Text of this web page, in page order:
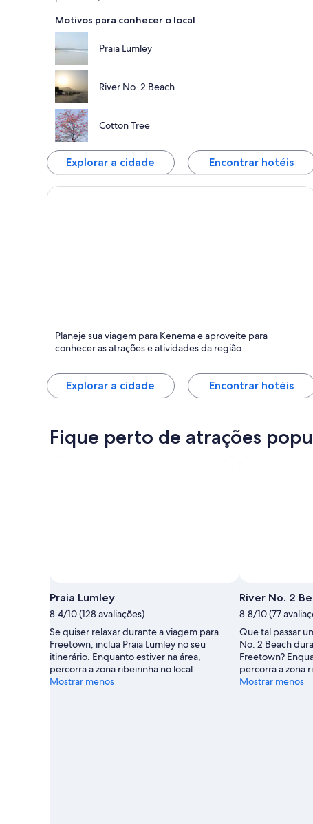
Motivos para conhecer o local
Praia Lumley
River No. 2 Beach
Cotton Tree
Explorar a cidade Encontrar hotéis
Planeje sua viagem para Kenema e aproveite para
conhecer as atrações e atividades da região.
Explorar a cidade Encontrar hotéis
Fique perto de atrações
Praia Lumley
8.4/10 (128 avaliações)
Se quiser relaxar durante a viagem para
Freetown, inclua Praia Lumley no seu
itinerário. Enquanto estiver na área,
percorra a zona ribeirinha no local.
Mostrar menos
River No. 2
8.8/10 (77
Que tal passar
No. 2 Beach
Freetown?
percorra a zona
Mostrar menos